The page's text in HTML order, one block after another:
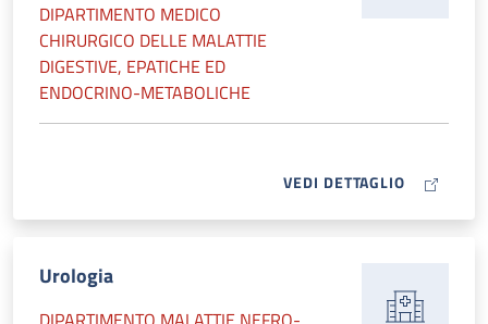
DIPARTIMENTO MEDICO
CHIRURGICO DELLE MALATTIE
DIGESTIVE, EPATICHE ED
ENDOCRINO-METABOLICHE
VEDI DETTAGLIO MAP ICON
Urologia